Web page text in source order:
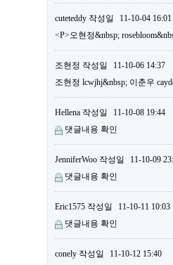
cuteteddy 작성일
11-10-04 16:01
<P>오현정&nbsp;
조현정 작성일
11-10-06 14:37
조현정 lcwjhj&nbsp; 이춘우
Hellena 작성일
11-10-08 19:44
댓글내용 확인
JenniferWoo 작성일
11-10-09
댓글내용 확인
Eric1575 작성일
11-10-11 10:03
댓글내용 확인
conely 작성일
11-10-12 15:40